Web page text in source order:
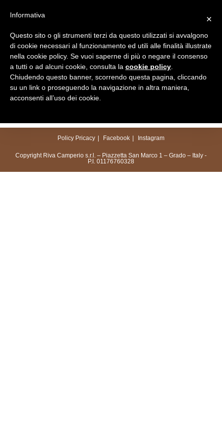
Menu
Policy Pricacy Facebook Instagram
Copyright Riva Camperio s.r.l. – Piazzetta San Marco 1 – Grado – Italy -
P.I. 01176760328
×
Informativa
Questo sito o gli strumenti terzi da questo utilizzati si avvalgono
di cookie necessari al funzionamento ed utili alle finalità illustrate
nella cookie policy. Se vuoi saperne di più o negare il consenso
a tutti o ad alcuni cookie, consulta la cookie policy
Chiudendo questo banner, scorrendo questa pagina, cliccando
su un link o proseguendo la navigazione in altra maniera,
acconsenti all’uso dei cookie.